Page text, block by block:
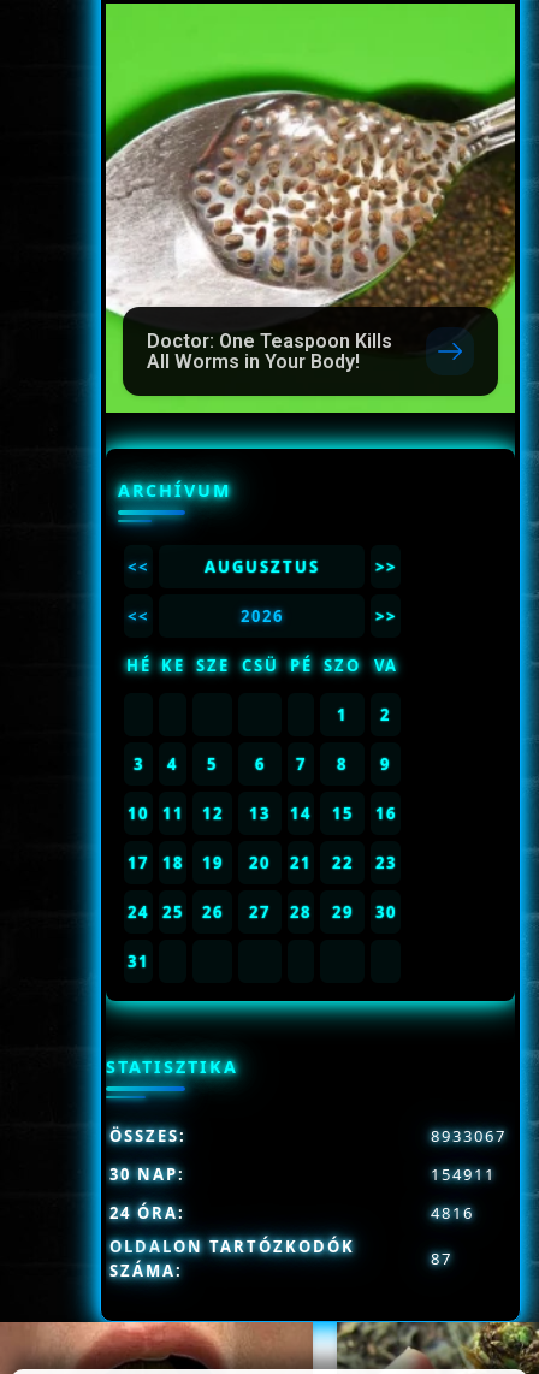
Doctor: One Teaspoon Kills
All Worms in Your Body!
ARCHÍVUM
<< AUGUSZTUS >>
<< 2026 >>
HÉ KE SZE CSÜ PÉ SZO VA
1 2
3 4 5 6 7 8 9
10 11 12 13 14 15 16
17 18 19 20 21 22 23
24 25 26 27 28 29 30
31
STATISZTIKA
OLDALON TARTÓZKODÓK
SZÁMA:
87
ÖSSZES:
8933067
30 NAP:
154911
24 ÓRA:
4816